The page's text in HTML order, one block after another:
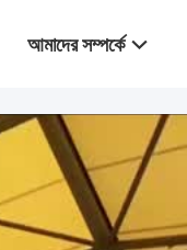
আমাদের সম্পর্কে